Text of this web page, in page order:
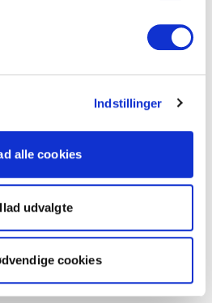
Indstillinger
alle cookies
udvalgte
cookies